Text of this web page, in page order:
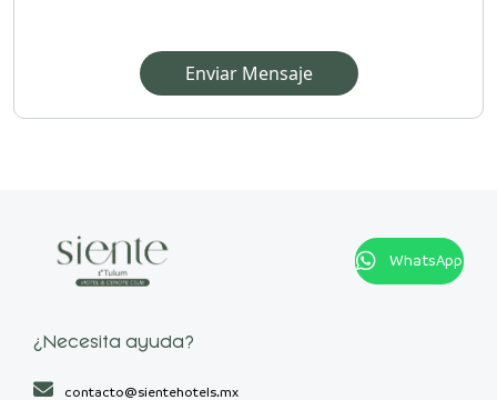
Enviar Mensaje
WhatsApp
¿Necesita ayuda?
contacto@sientehotels.mx